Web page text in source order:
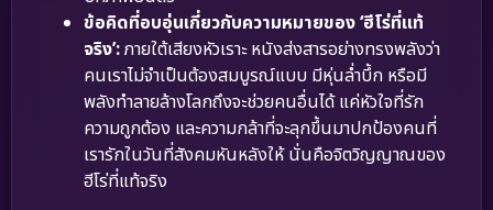
ข้อคิดที่อบอุ่นเกี่ยวกับความหมายของ ‘ฮีโร่ที่แท้
จริง’:ภายใต้เสียงหัวเราะ หนังส่งสารอย่างทรงพลังว่า
คนเราไม่จำเป็นต้องสมบูรณ์แบบ มีหุ่นล่ำบึ้ก หรือมี
พลังทำลายล้างโลกถึงจะช่วยคนอื่นได้ แค่หัวใจที่รัก
ความถูกต้อง และความกล้าที่จะลุกขึ้นมาปกป้องคนที่
เรารักในวันที่สังคมหันหลังให้ นั่นคือจิตวิญญาณของ
ฮีโร่ที่แท้จริง